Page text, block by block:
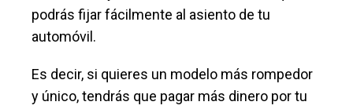
podrás fijar fácilmente al asiento de tu
automóvil.
Es decir, si quieres un modelo más rompedor
y único, tendrás que pagar más dinero por tu